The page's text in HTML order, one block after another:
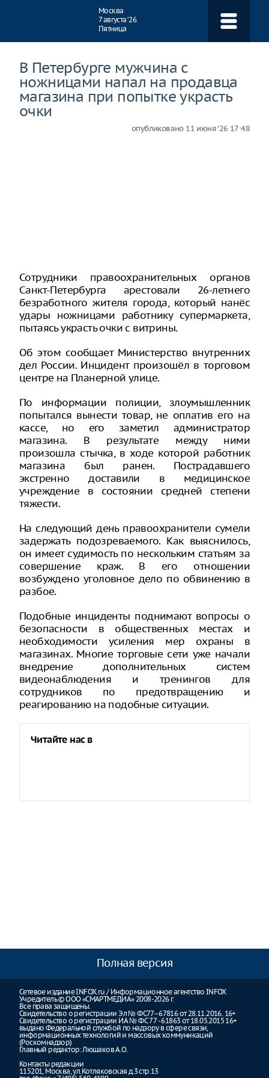
Москва
7 августа ‘26
Пятница
В Петербурге мужчина с
ножницами напал на продавца
магазина при попытке украсть
очки
опубликовано 11 июня ‘26 17:48
Сотрудники правоохранительных органов
Санкт-Петербурга арестовали 26-летнего
безработного жителя города, который нанёс
удары ножницами работнику супермаркета,
пытаясь украсть очки с витрины.
Об этом сообщает Министерство внутренних
дел России. Инцидент произошёл в торговом
центре на Планерной улице.
По информации полиции, злоумышленник
попытался вынести товар, не оплатив его на
кассе, но его заметил администратор
магазина. В результате между ними
произошла стычка, в ходе которой работник
магазина был ранен. Пострадавшего
экстренно доставили в медицинское
учреждение в состоянии средней степени
тяжести.
На следующий день правоохранители сумели
задержать подозреваемого. Как выяснилось,
он имеет судимость по нескольким статьям за
совершение краж. В его отношении
возбуждено уголовное дело по обвинению в
разбое.
Подобные инциденты поднимают вопросы о
безопасности в общественных местах и
необходимости усиления мер охраны в
магазинах. Многие торговые сети уже начали
внедрение дополнительных систем
видеонаблюдения и тренингов для
сотрудников по предотвращению и
реагированию на подобные ситуации.
Читайте нас в
Полная версия
Сетевое издание INFOX.ru / Информационное агентство INFOX
Учредитель © ООО «СМАРТМЕДИА» 2008-2026 г.
Все права защищены.
Свидетельство о регистрации Эл № ФС77–67816 от 28.11.2016. 16+
Свидетельство о регистрации ИА № ФС 77 - 61863 от 18.05.2015 16+
выдано Федеральной службой по надзору в сфере связи,
информационных технологий и массовых коммуникаций
(Роскомнадзор)
Главный редактор: Люшаков А.О.
Контакты редакции
115201, Москва, ул.Котляковская д.3 стр.13